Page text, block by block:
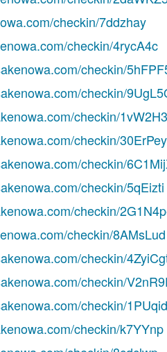
checkin/7ddzhay
checkin/4rycA4c
checkin/
checkin/
checkin/
checkin/30ErPey
checkin/
checkin/5qEizti
checkin/
checkin/8AMsLud
checkin/
checkin/
checkin/
checkin/k7YYnp